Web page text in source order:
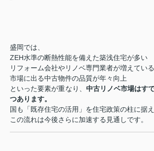
盛岡では、
ZEH水準の断熱性能を備えた築浅住宅が多い
リフォーム会社やリノベ専門業者が増えている
市場に出る中古物件の品質が年々向上
といった要素が重なり、 中古リノベ市場はす
つあります。
国も「既存住宅の活用」を住宅政策の柱に据え
この流れは今後さらに加速する見通しです。